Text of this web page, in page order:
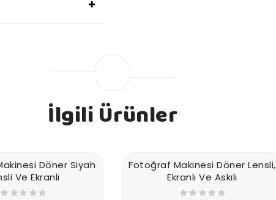
İlgili Ürünler
Döner Siyah
Ve Ekranlı
Fotoğraf Makinesi Döner Lensli,
Ekranlı Ve Askılı